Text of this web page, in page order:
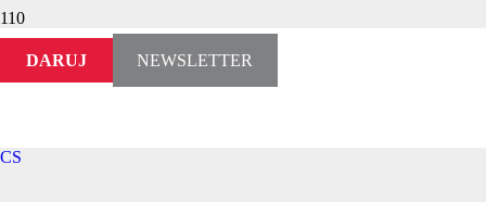
DARUJ NEWSLETTER
CS